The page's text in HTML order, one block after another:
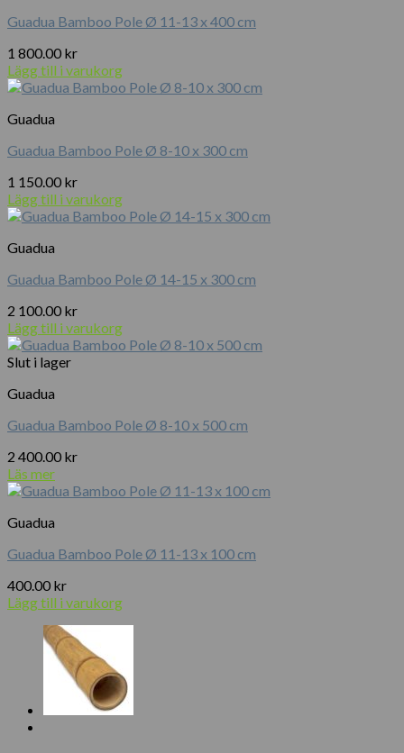
Guadua Bamboo Pole Ø 11-13 x 400 cm
1 800.00 kr
Lägg till i varukorg
Guadua
Guadua Bamboo Pole Ø 8-10 x 300 cm
1 150.00 kr
Lägg till i varukorg
Guadua
Guadua Bamboo Pole Ø 14-15 x 300 cm
2 100.00 kr
Lägg till i varukorg
Slut i lager
Guadua
Guadua Bamboo Pole Ø 8-10 x 500 cm
2 400.00 kr
Läs mer
Guadua
Guadua Bamboo Pole Ø 11-13 x 100 cm
400.00 kr
Lägg till i varukorg